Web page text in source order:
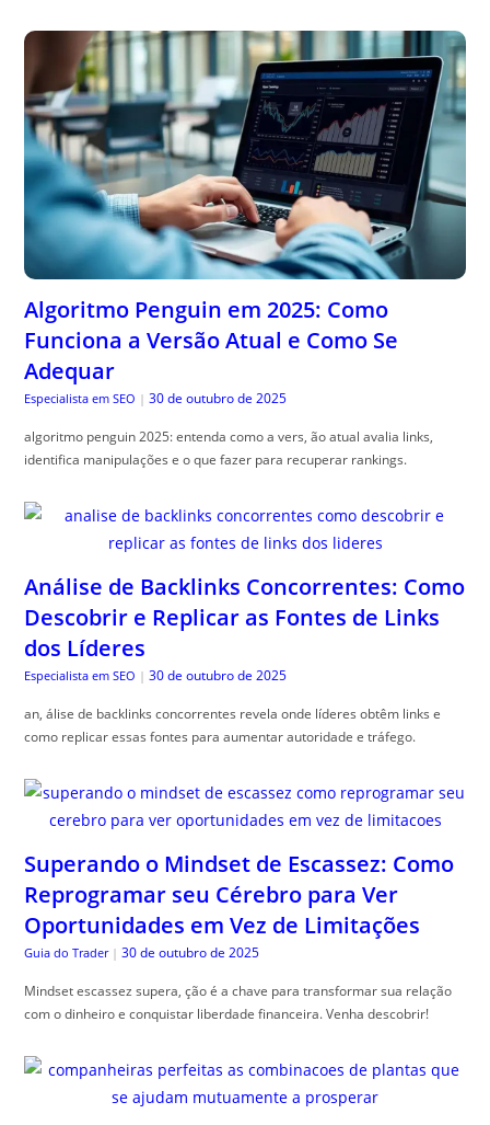
Algoritmo Penguin em 2025: Como
Funciona a Versão Atual e Como Se
Adequar
Especialista em SEO | 30 de outubro de 2025
algoritmo penguin 2025: entenda como a vers, ão atual avalia links,
identifica manipulações e o que fazer para recuperar rankings.
Análise de Backlinks Concorrentes: Como
Descobrir e Replicar as Fontes de Links
dos Líderes
Especialista em SEO | 30 de outubro de 2025
an, álise de backlinks concorrentes revela onde líderes obtêm links e
como replicar essas fontes para aumentar autoridade e tráfego.
Superando o Mindset de Escassez: Como
Reprogramar seu Cérebro para Ver
Oportunidades em Vez de Limitações
Guia do Trader | 30 de outubro de 2025
Mindset escassez supera, ção é a chave para transformar sua relação
com o dinheiro e conquistar liberdade financeira. Venha descobrir!